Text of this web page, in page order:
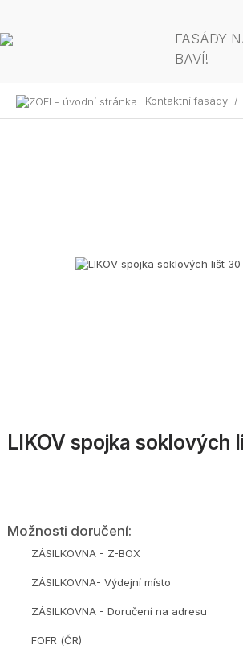
FASÁDY
BAVÍ!
Kontaktní fasády /
LIKOV spojka soklových
Možnosti doručení:
ZÁSILKOVNA - Z-BOX
ZÁSILKOVNA- Výdejní místo
ZÁSILKOVNA - Doručení na adresu
FOFR (ČR)